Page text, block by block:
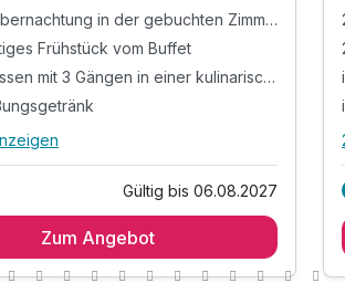
2 Tage/ 1 Übernachtung in der gebuchten Zimmerkategorie
Frühstück vom Buffet
1 x Abendessen mit 3 Gängen in einer kulinarischen Trattoria in der Umgebung*
Frühstück vom Buffet
Gültig bis 06.08.2027
Zum Angebot